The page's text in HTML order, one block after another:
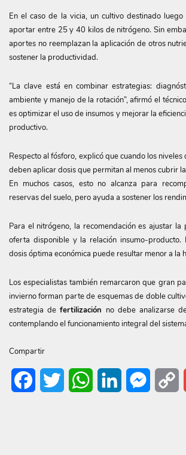
En el caso de la vicia, un cultivo destinado
aportar entre 25 y 40 kilos de nitrógeno. Sin
aportes no reemplazan la aplicación de otros
sostener la productividad.
“La clave está en combinar estrategias:
ambiente y manejo de la rotación”, afirmó el
es optimizar el uso de insumos y mejorar la
productivo.
Respecto al fósforo, explicó que cuando los niveles
deben aplicar dosis que permitan al menos cubrir
En muchos casos, esto no alcanza para
reservas del suelo, pero ayuda a sostener los
Para el nitrógeno, la recomendación es ajustar la
oferta disponible y la relación insumo-producto.
dosis óptima económica puede resultar menor a la
Los especialistas también remarcaron que gran
invierno forman parte de esquemas de doble
estrategia defertilización no debe analizarse
contemplando el funcionamiento integral del
Compartir
FacebookTwitter WhatsAppLinkedIn